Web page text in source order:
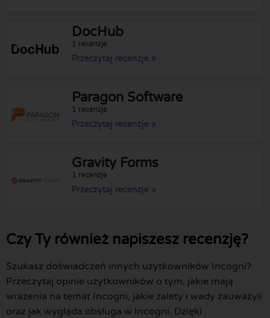
DocHub
1 recenzje
Przeczytaj recenzje »
Paragon Software
1 recenzje
Przeczytaj recenzje »
Gravity Forms
1 recenzje
Przeczytaj recenzje »
Czy Ty również napiszesz recenzję?
Szukasz doświadczeń innych użytkowników Incogni?
Przeczytaj opinie użytkowników o tym, jakie mają
wrażenia na temat Incogni, jakie zalety i wady zauważyli
oraz jak wygląda obsługa w Incogni. Dzięki